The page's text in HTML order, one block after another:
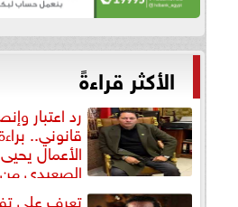
الأكثر قراءةً
رد اعتبار
قانوني..
الأعمال يحيى
الصعيدي
التهم... تعرف على